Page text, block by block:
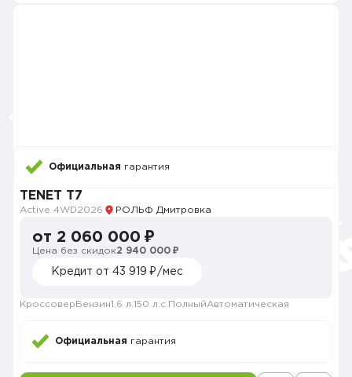
Официальная гарантия
TENET T7
Active 4WD2026 РОЛЬФ Дмитровка
от 2 060 000 ₽
Цена без скидок2 940 000 ₽
Кредит от 43 919 ₽/мес
Кроссовер Бензин1.6 л. 150 л.с. ПолныйАвтоматическая
Официальная гарантия